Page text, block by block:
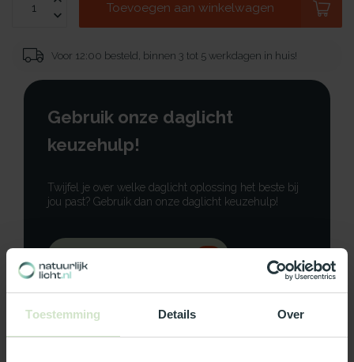
Toestemming Details Over
Toevoegen aan winkelwagen
Voor 12:00 besteld, binnen 3 tot 5 werkdagen in huis!
Gebruik onze daglicht
keuzehulp!
Twijfel je over welke daglicht oplossing het beste bij
jou past? Gebruik dan onze daglicht keuzehulp!
Neem contact op